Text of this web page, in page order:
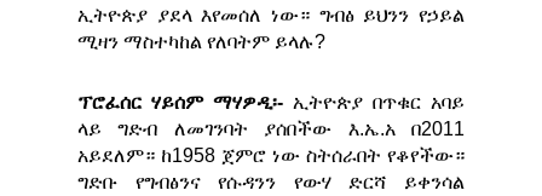
ኢትዮጵያ ያደላ እየመሰለ ነው። ግብፅ ይህንን የኃይል
ሚዛን ማስተካከል የለባትም ይላሉ?
ፕሮፈሰር ሃይሰም ማሃዎዲ፡- ኢትዮጵያ በጥቁር አባይ
ላይ ግድብ ለመገንባት ያሰበችው እ.ኤ.አ በ2011
አይደለም። ከ1958 ጀምሮ ነው ስትሰራበት የቆየችው።
ግድቡ የግብፅንና የሱዳንን የውሃ ድርሻ ይቀንሳል